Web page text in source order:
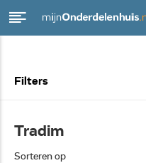
Filters
Tradim
Sorteren op